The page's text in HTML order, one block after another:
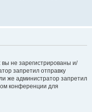
не зарегистрированы и/
запретил отправку
же администратор запретил
конференции для